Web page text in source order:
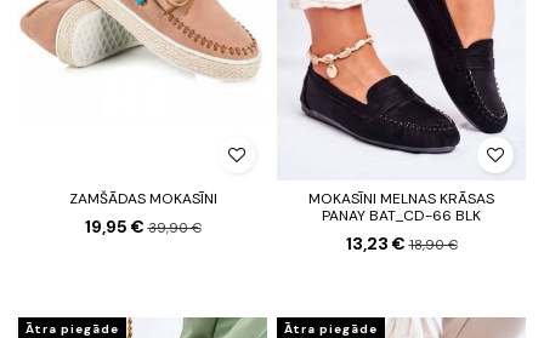
ZAMŠĀDAS MOKASĪNI
19,95 €39,90 €
MOKASĪNI MELNAS KRĀSAS
PANAY BAT_CD-66 BLK
13,23 €18,90 €
Ātra piegāde
Ātra piegāde